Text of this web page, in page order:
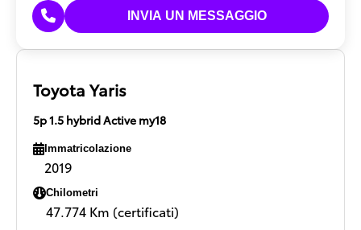
Toyota Yaris
5p 1.5 hybrid Active my18
Immatricolazione
2019
Chilometri
47.774 Km (certificati)